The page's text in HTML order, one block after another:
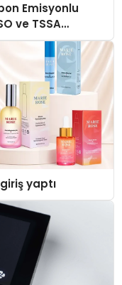
Emisyonlu
ve TSSA
yaptı